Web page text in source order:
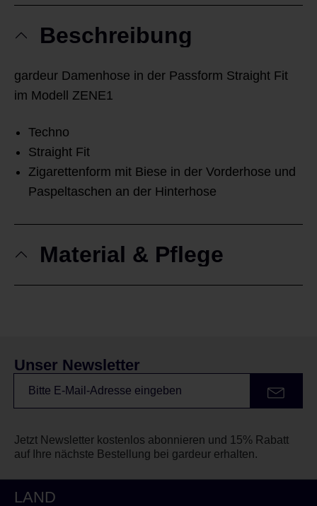
Beschreibung
gardeur Damenhose in der Passform Straight Fit
im Modell ZENE1
Techno
Straight Fit
Zigarettenform mit Biese in der Vorderhose und
Paspeltaschen an der Hinterhose
Material & Pflege
Unser Newsletter
Jetzt Newsletter kostenlos abonnieren und 15% Rabatt
auf Ihre nächste Bestellung bei gardeur erhalten.
LAND